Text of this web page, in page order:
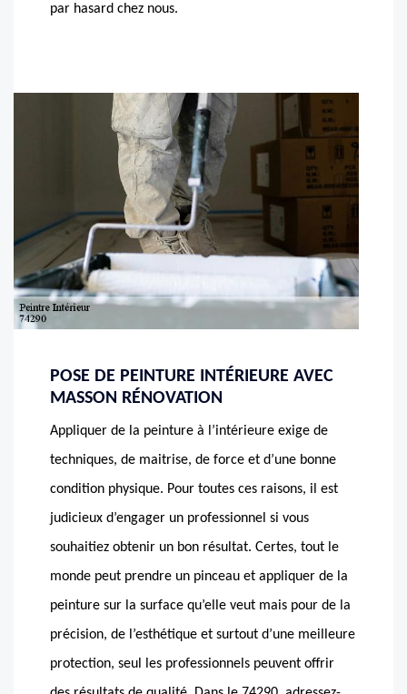
par hasard chez nous.
POSE DE PEINTURE INTÉRIEURE AVEC
MASSON RÉNOVATION
Appliquer de la peinture à l’intérieure exige de
techniques, de maitrise, de force et d’une bonne
condition physique. Pour toutes ces raisons, il est
judicieux d’engager un professionnel si vous
souhaitiez obtenir un bon résultat. Certes, tout le
monde peut prendre un pinceau et appliquer de la
peinture sur la surface qu’elle veut mais pour de la
précision, de l’esthétique et surtout d’une meilleure
protection, seul les professionnels peuvent offrir